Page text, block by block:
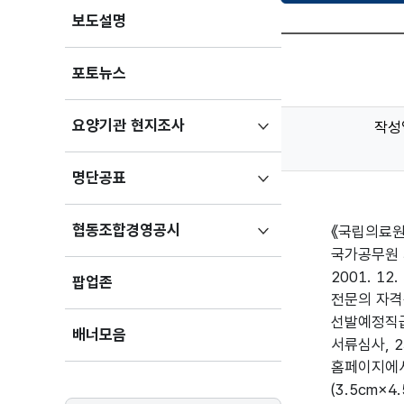
보도설명
포토뉴스
요양기관 현지조사하위메뉴
펼치기
명단공표
펼치기
협동조합경영공시
펼치기
팝업존
배너모음
작
《국립의료
국가공무
2001. 12.
전문의 자
선발예정
서류심사,
홈페이지